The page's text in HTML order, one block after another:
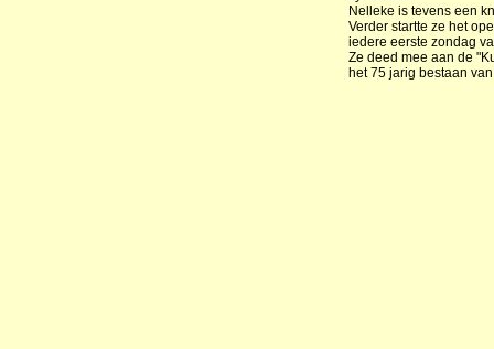
Nelleke is tevens een
Verder startte ze het
iedere eerste zondag
Ze deed mee aan de
het 75 jarig bestaan